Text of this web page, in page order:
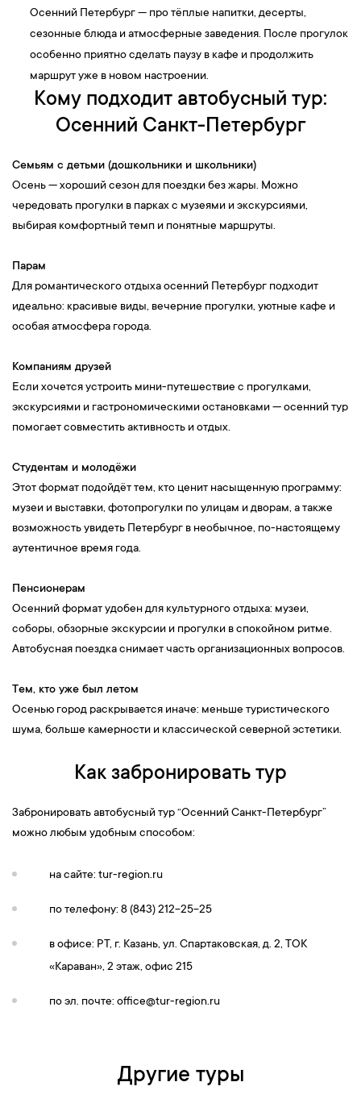
Осенний Петербург — про тёплые напитки, десерты,
сезонные блюда и атмосферные заведения. После прогулок
особенно приятно сделать паузу в кафе и продолжить
маршрут уже в новом настроении.
Кому подходит автобусный тур:
Осенний Санкт-Петербург
Семьям с детьми (дошкольники и школьники)
Осень — хороший сезон для поездки без жары. Можно
чередовать прогулки в парках с музеями и экскурсиями,
выбирая комфортный темп и понятные маршруты.
Парам
Для романтического отдыха осенний Петербург подходит
идеально: красивые виды, вечерние прогулки, уютные кафе и
особая атмосфера города.
Компаниям друзей
Если хочется устроить мини-путешествие с прогулками,
экскурсиями и гастрономическими остановками — осенний тур
помогает совместить активность и отдых.
Студентам и молодёжи
Этот формат подойдёт тем, кто ценит насыщенную программу:
музеи и выставки, фотопрогулки по улицам и дворам, а также
возможность увидеть Петербург в необычное, по-настоящему
аутентичное время года.
Пенсионерам
Осенний формат удобен для культурного отдыха: музеи,
соборы, обзорные экскурсии и прогулки в спокойном ритме.
Автобусная поездка снимает часть организационных вопросов.
Тем, кто уже был летом
Осенью город раскрывается иначе: меньше туристического
шума, больше камерности и классической северной эстетики.
Как забронировать тур
Забронировать автобусный тур “Осенний Санкт-Петербург”
можно любым удобным способом:
на сайте: tur-region.ru
по телефону: 8 (843) 212-25-25
в офисе: РТ, г. Казань, ул. Спартаковская, д. 2, ТОК
«Караван», 2 этаж, офис 215
по эл. почте: office@tur-region.ru
Другие туры